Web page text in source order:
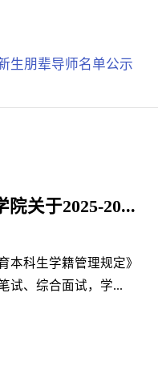
生朋辈导师名单公示
院关于2025-20...
本科生学籍管理规定》
试、综合面试，学...